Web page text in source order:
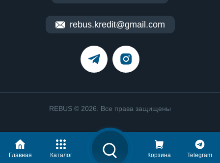
rebus.kredit@gmail.com
REBUS © 2026. Все права защищены
Главная Каталог Корзина Telegram